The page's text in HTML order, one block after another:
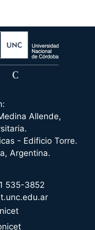
Allende,
- Edificio Torre.
Argentina.
535-3852